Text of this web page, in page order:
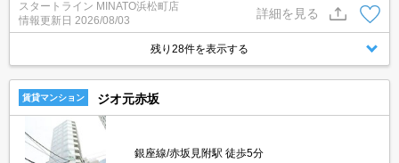
スタートライン MINATO浜松町店
情報更新日 2026/08/03
詳細を見る
残り28件を表示する
賃貸マンション ジオ元赤坂
銀座線/赤坂見附駅 徒歩5分